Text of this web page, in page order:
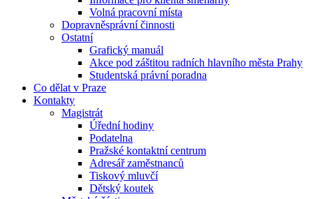
Volná pracovní místa
Dopravněsprávní činnosti
Ostatní
Grafický manuál
Akce pod záštitou radních hlavního města Prahy
Studentská právní poradna
Co dělat v Praze
Kontakty
Magistrát
Úřední hodiny
Podatelna
Pražské kontaktní centrum
Adresář zaměstnanců
Tiskový mluvčí
Dětský koutek